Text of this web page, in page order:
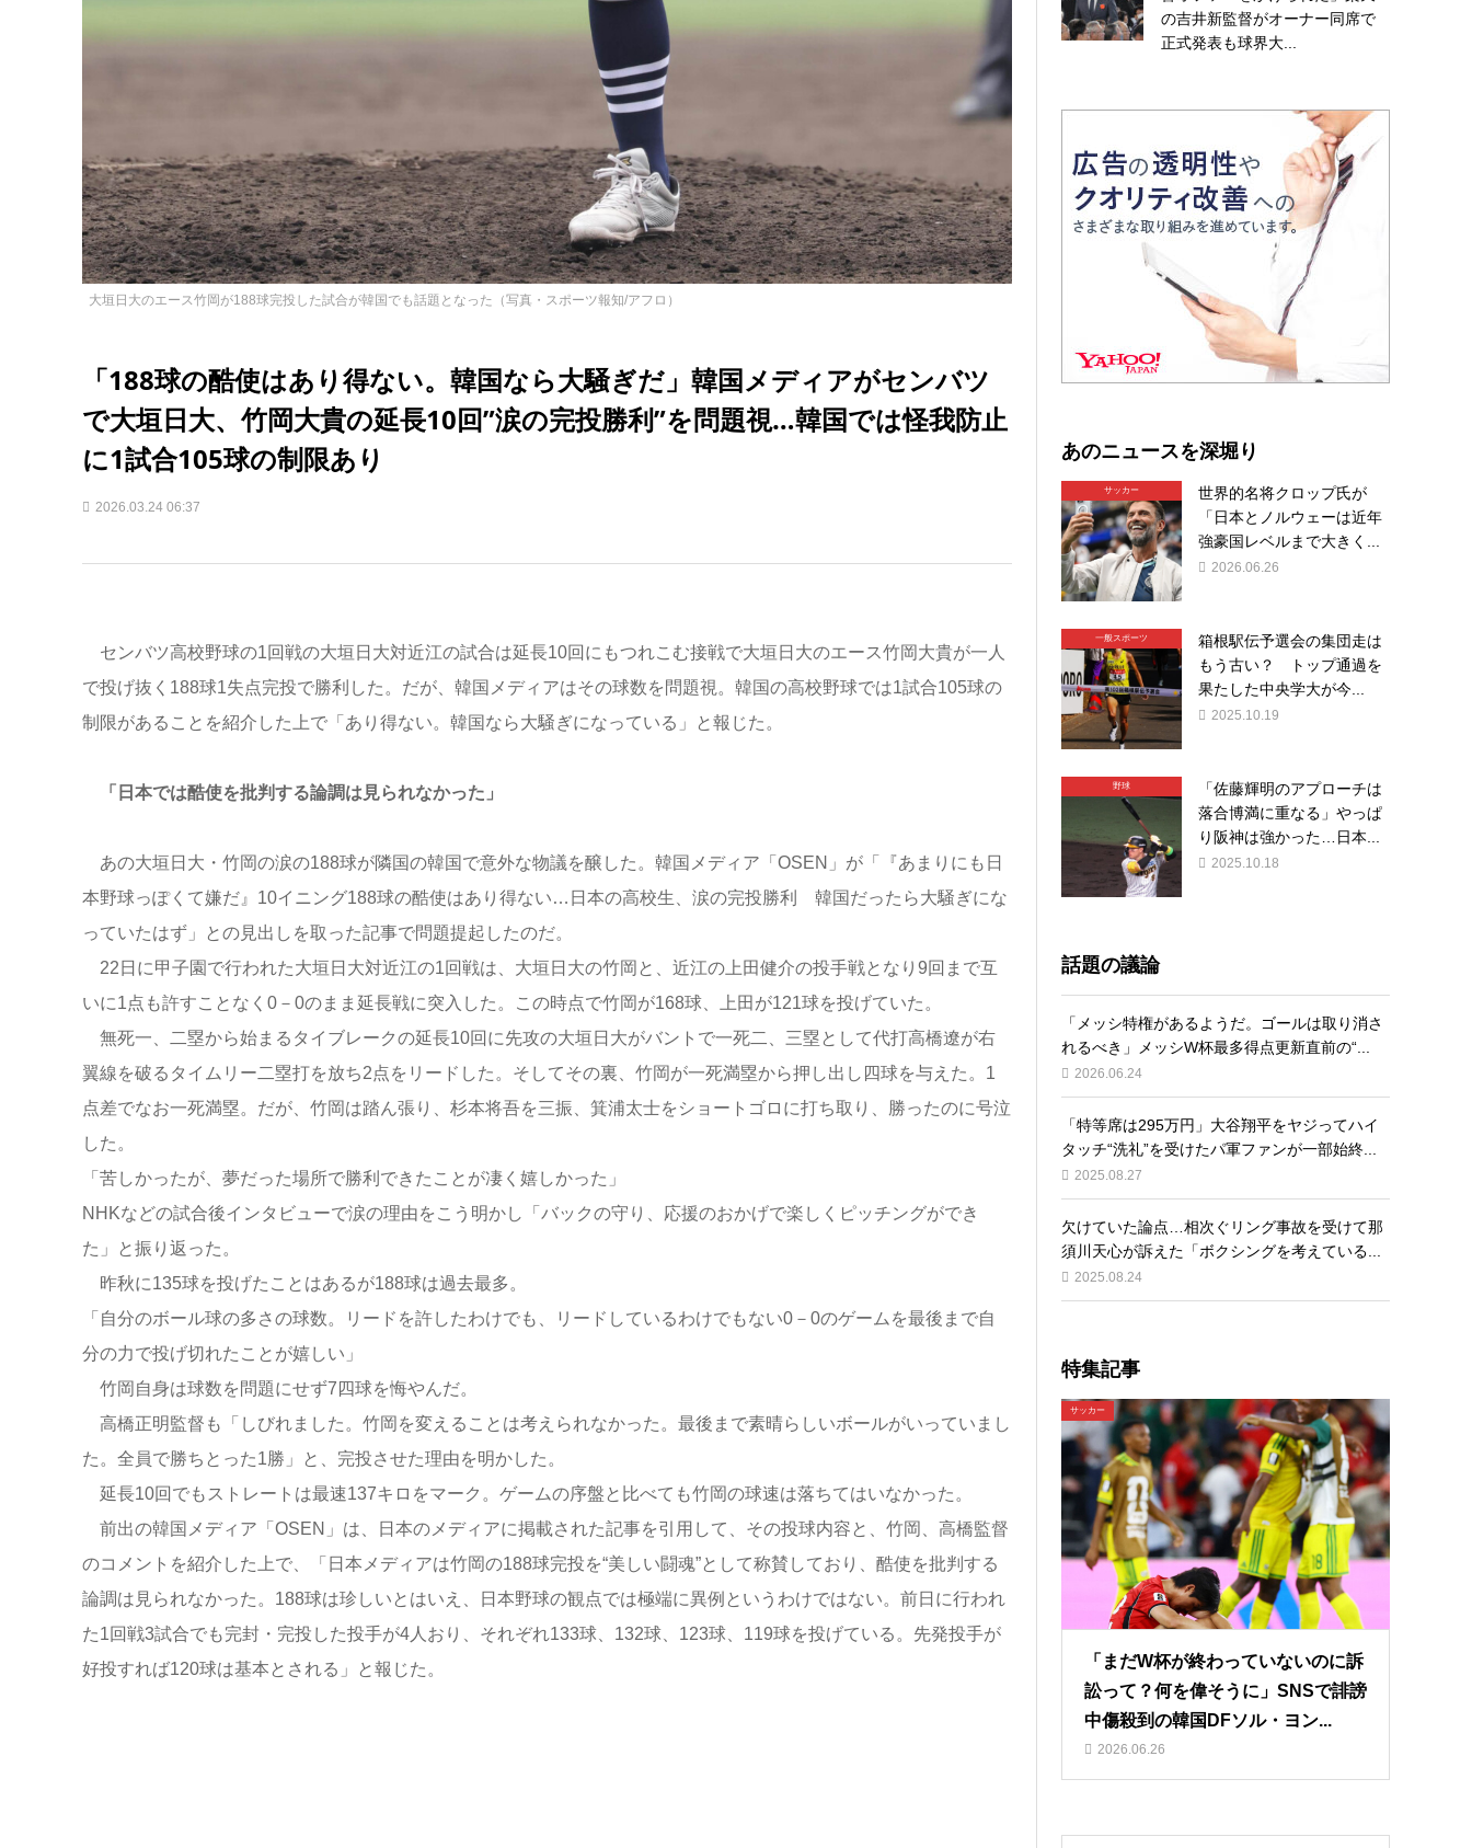
大垣日大のエース竹岡が188球完投した試合が韓国でも話題となった（写真・スポーツ報知/アフロ）
「188球の酷使はあり得ない。韓国なら大騒ぎだ」韓国メディアがセンバツ
で大垣日大、竹岡大貴の延長10回”涙の完投勝利”を問題視…韓国では怪我防止
に1試合105球の制限あり
2026.03.24 06:37
センバツ高校野球の1回戦の大垣日大対近江の試合は延長10回にもつれこむ接戦で大垣日大のエース竹岡大貴が一人
で投げ抜く188球1失点完投で勝利した。だが、韓国メディアはその球数を問題視。韓国の高校野球では1試合105球の
制限があることを紹介した上で「あり得ない。韓国なら大騒ぎになっている」と報じた。
「日本では酷使を批判する論調は見られなかった」
あの大垣日大・竹岡の涙の188球が隣国の韓国で意外な物議を醸した。韓国メディア「OSEN」が「『あまりにも日
本野球っぽくて嫌だ』10イニング188球の酷使はあり得ない…日本の高校生、涙の完投勝利 韓国だったら大騒ぎにな
っていたはず」との見出しを取った記事で問題提起したのだ。
22日に甲子園で行われた大垣日大対近江の1回戦は、大垣日大の竹岡と、近江の上田健介の投手戦となり9回まで互
いに1点も許すことなく0－0のまま延長戦に突入した。この時点で竹岡が168球、上田が121球を投げていた。
無死一、二塁から始まるタイブレークの延長10回に先攻の大垣日大がバントで一死二、三塁として代打高橋遼が右
翼線を破るタイムリー二塁打を放ち2点をリードした。そしてその裏、竹岡が一死満塁から押し出し四球を与えた。1
点差でなお一死満塁。だが、竹岡は踏ん張り、杉本将吾を三振、箕浦太士をショートゴロに打ち取り、勝ったのに号泣
した。
「苦しかったが、夢だった場所で勝利できたことが凄く嬉しかった」
NHKなどの試合後インタビューで涙の理由をこう明かし「バックの守り、応援のおかげで楽しくピッチングができ
た」と振り返った。
昨秋に135球を投げたことはあるが188球は過去最多。
「自分のボール球の多さの球数。リードを許したわけでも、リードしているわけでもない0－0のゲームを最後まで自
分の力で投げ切れたことが嬉しい」
竹岡自身は球数を問題にせず7四球を悔やんだ。
高橋正明監督も「しびれました。竹岡を変えることは考えられなかった。最後まで素晴らしいボールがいっていまし
た。全員で勝ちとった1勝」と、完投させた理由を明かした。
延長10回でもストレートは最速137キロをマーク。ゲームの序盤と比べても竹岡の球速は落ちてはいなかった。
前出の韓国メディア「OSEN」は、日本のメディアに掲載された記事を引用して、その投球内容と、竹岡、高橋監督
のコメントを紹介した上で、「日本メディアは竹岡の188球完投を“美しい闘魂”として称賛しており、酷使を批判する
論調は見られなかった。188球は珍しいとはいえ、日本野球の観点では極端に異例というわけではない。前日に行われ
た1回戦3試合でも完封・完投した投手が4人おり、それぞれ133球、132球、123球、119球を投げている。先発投手が
好投すれば120球は基本とされる」と報じた。
の吉井新監督がオーナー同席で
正式発表も球界大...
あのニュースを深堀り
サッカー
世界的名将クロップ氏が
「日本とノルウェーは近年
強豪国レベルまで大きく...
2026.06.26
一般スポーツ
箱根駅伝予選会の集団走は
もう古い？ トップ通過を
果たした中央学大が今...
2025.10.19
野球
「佐藤輝明のアプローチは
落合博満に重なる」やっぱ
り阪神は強かった…日本...
2025.10.18
話題の議論
「メッシ特権があるようだ。ゴールは取り消さ
れるべき」メッシW杯最多得点更新直前の“...
2026.06.24
「特等席は295万円」大谷翔平をヤジってハイ
タッチ“洗礼”を受けたパ軍ファンが一部始終...
2025.08.27
欠けていた論点…相次ぐリング事故を受けて那
須川天心が訴えた「ボクシングを考えている...
2025.08.24
特集記事
サッカー
「まだW杯が終わっていないのに訴
訟って？何を偉そうに」SNSで誹謗
中傷殺到の韓国DFソル・ヨン...
2026.06.26